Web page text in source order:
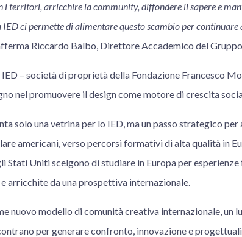
i territori, arricchire la community, diffondere il sapere e
IED ci permette di alimentare questo scambio per
Riccardo Balbo, Direttore Accademico del
IED – società di proprietà della Fondazione Francesco
nel promuovere il design come motore di crescita
solo una vetrina per lo IED, ma un passo strategico
americani, verso percorsi formativi di alta qualità in
Stati Uniti scelgono di studiare in Europa per
arricchite da una prospettiva internazionale.
nuovo modello di comunità creativa internazionale, un
per generare confronto, innovazione e